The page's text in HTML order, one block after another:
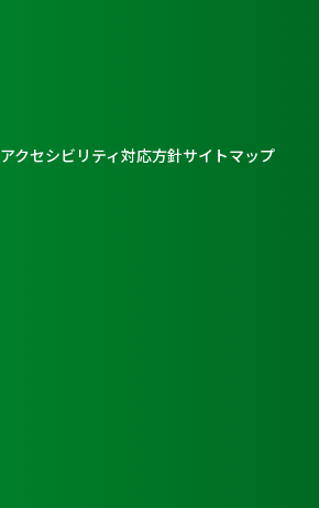
アクセシビリティ対応方針サイトマップ